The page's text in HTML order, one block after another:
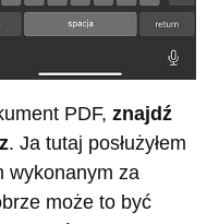
PDF, znajdź
. Ja tutaj posłużyłem
wykonanym za
może to być